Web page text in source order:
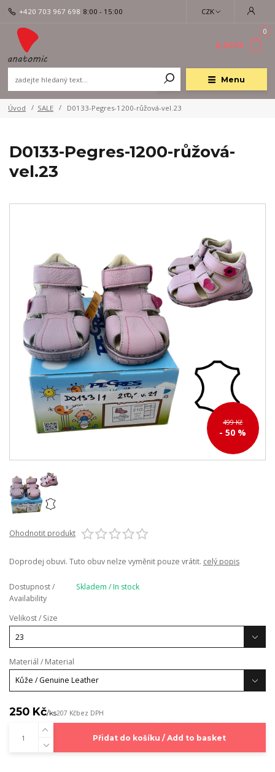
Menu
CZK
+420 703 967 698 8:00 - 15:00
0
0,00 Kč
Úvod SALE D0133-Pegres-1200-růžová-vel.23
D0133-Pegres-1200-růžová-
vel.23
499 Kč
- 50 %
Ohodnotit produkt
Doprodej obuvi. Tuto obuv nelze vyměnit pouze vrátit. celý popis
Dostupnost /
Availability
Skladem / In stock
Velikost / Size
Materiál / Material
250 Kč/ks207 Kčbez DPH
Přidat do košíku / Add to basket